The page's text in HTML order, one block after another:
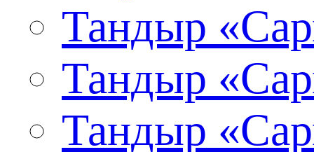
Тандыр
Тандыр
Тандыр